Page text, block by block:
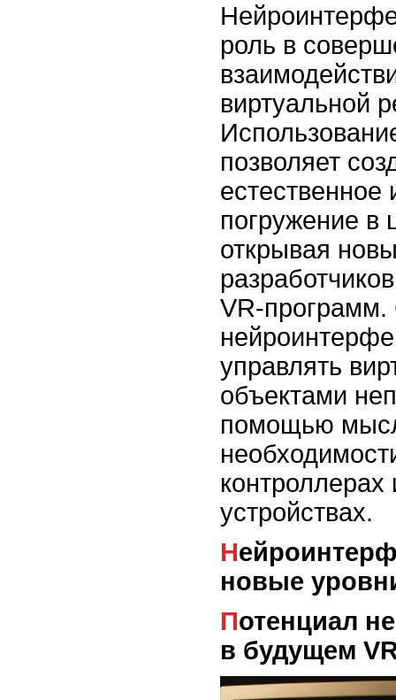
роль в
виртуальной
позволяет
естественное
погружение в
открывая
VR-
управлять
объектами
помощью
устройствах.
Нейроинтерфейсы и гаптика:
новые
Потенциал нейроинтерфейсов
в будущем